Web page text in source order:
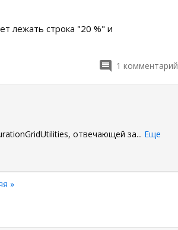
лежать строка "20 %" и
1 комментарий
отвечающей за... Еще
»